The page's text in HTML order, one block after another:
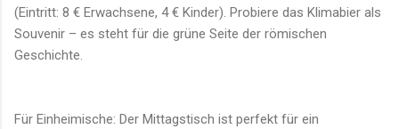
(Eintritt: 8 € Erwachsene, 4 € Kinder). Probiere das Klimabier als
Souvenir – es steht für die grüne Seite der römischen
Geschichte.
Für Einheimische: Der Mittagstisch ist perfekt für ein